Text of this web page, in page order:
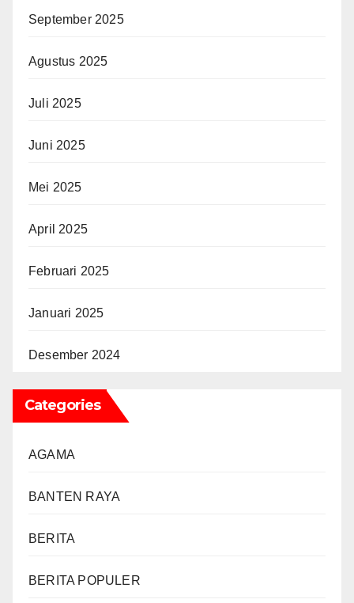
September 2025
Agustus 2025
Juli 2025
Juni 2025
Mei 2025
April 2025
Februari 2025
Januari 2025
Desember 2024
Categories
AGAMA
BANTEN RAYA
BERITA
BERITA POPULER